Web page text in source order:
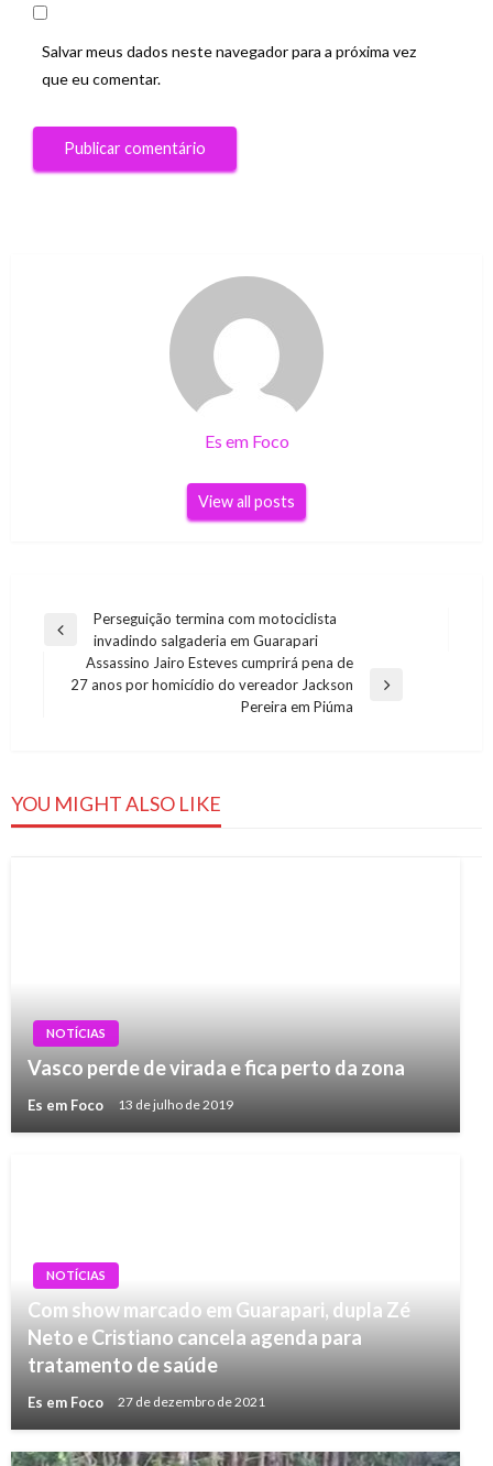
Salvar meus dados neste navegador para a próxima vez
que eu comentar.
Es em Foco
View all posts
Navegação
Post
Previous
Perseguição termina com motociclista
invadindo salgaderia em Guarapari
Next
Assassino Jairo Esteves cumprirá pena de
27 anos por homicídio do vereador Jackson
Pereira em Piúma
YOU MIGHT ALSO LIKE
NOTÍCIAS
Vasco perde de virada e fica perto da zona
Es em Foco 13 de julho de 2019
NOTÍCIAS
Com show marcado em Guarapari, dupla Zé
Neto e Cristiano cancela agenda para
tratamento de saúde
Es em Foco 27 de dezembro de 2021